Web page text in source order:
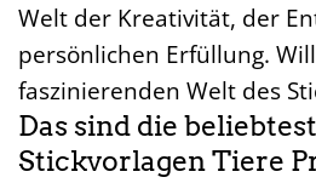
Welt der Kreativität, der
persönlichen Erfüllung.
faszinierenden Welt des
Das sind die
Stickvorlagen Tiere